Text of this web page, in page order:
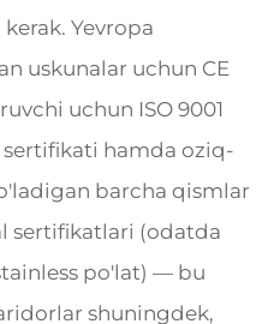
Yevropa
uskunalar uchun CE
uchun ISO 9001
hamda oziq-
barcha qismlar
sertifikatlari (odatda
po'lat) — bu
shuningdek,